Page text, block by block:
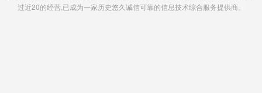
过近20的经营,已成为一家历史悠久诚信可靠的信息技术综合服务提供商。